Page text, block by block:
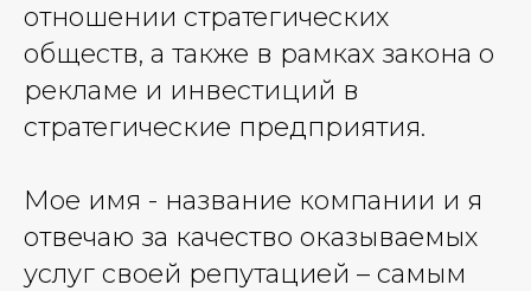
отношении стратегических
обществ, а также в рамках закона о
рекламе и инвестиций в
стратегические предприятия.
Мое имя - название компании и я
отвечаю за качество оказываемых
услуг своей репутацией – самым